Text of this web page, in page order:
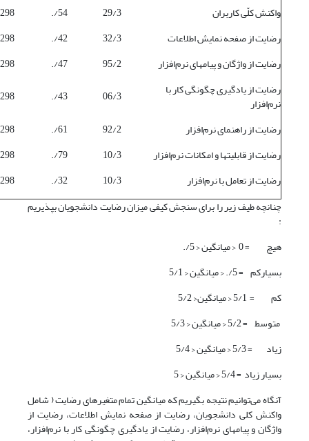
واکنش کلّی کاربران 29/3
54/.
298
رضایت از صفحه نمایش اطلاعات
32/3
42/.
298
رضایت از واژگان و پیامهای نرم‌افزار
95/2
47/.
298
رضایت از یادگیری چگونگی کار با
نرم‌افزار 06/3
43/.
298
رضایت از راهنمای نرم‌افزار
92/2
61/.
298
رضایت از قابلیتها و امکانات نرم‌افزار
10/3
79/.
298
رضایت از تعامل با نرم‌افزار
10/3
32/.
298
چنانچه طیف زیر را برای سنجش کیفی میزان رضایت دانشجویان بپذیریم
:
هیچ = 0 < میانگین < 5/.
بسیارکم = 5/. < میانگین < 5/1
کم = 5/1 < میانگین< 5/2
متوسط = 5/2 < میانگین < 5/3
زیاد = 5/3 < میانگین < 5/4
بسیار زیاد = 5/4 < میانگین < 5
آنگاه می‌توانیم نتیجه بگیریم که میانگین تمام متغیرهای رضایت ( شامل
واکنش کلی دانشجویان، رضایت از صفحه نمایش اطلاعات، رضایت از
واژگان و پیامهای نرم‌افزار، رضایت از یادگیری چگونگی کار با نرم‌افزار،